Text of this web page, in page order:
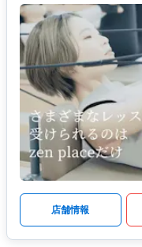
店舗情報